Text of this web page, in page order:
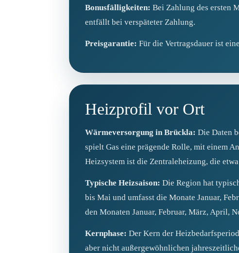
Bonusfälligkeiten: Bei Zahlung des ersten
entfällt bei verspäteter Zahlung.
Preisgarantie: Für die Vertragsdauer ist
Heizprofil vor Ort
Wärmeversorgung in Brückla: Die Daten
spielt Gas eine prägende Rolle, mit einem
Heizsystem ist die Zentraleheizung, die
Typische Heizsaison: Die Region hat
bis Mai und umfasst die Monate Januar,
den Monaten Januar, Februar, März, April,
Kernphase: Der Kern der
aber nicht außergewöhnlichen